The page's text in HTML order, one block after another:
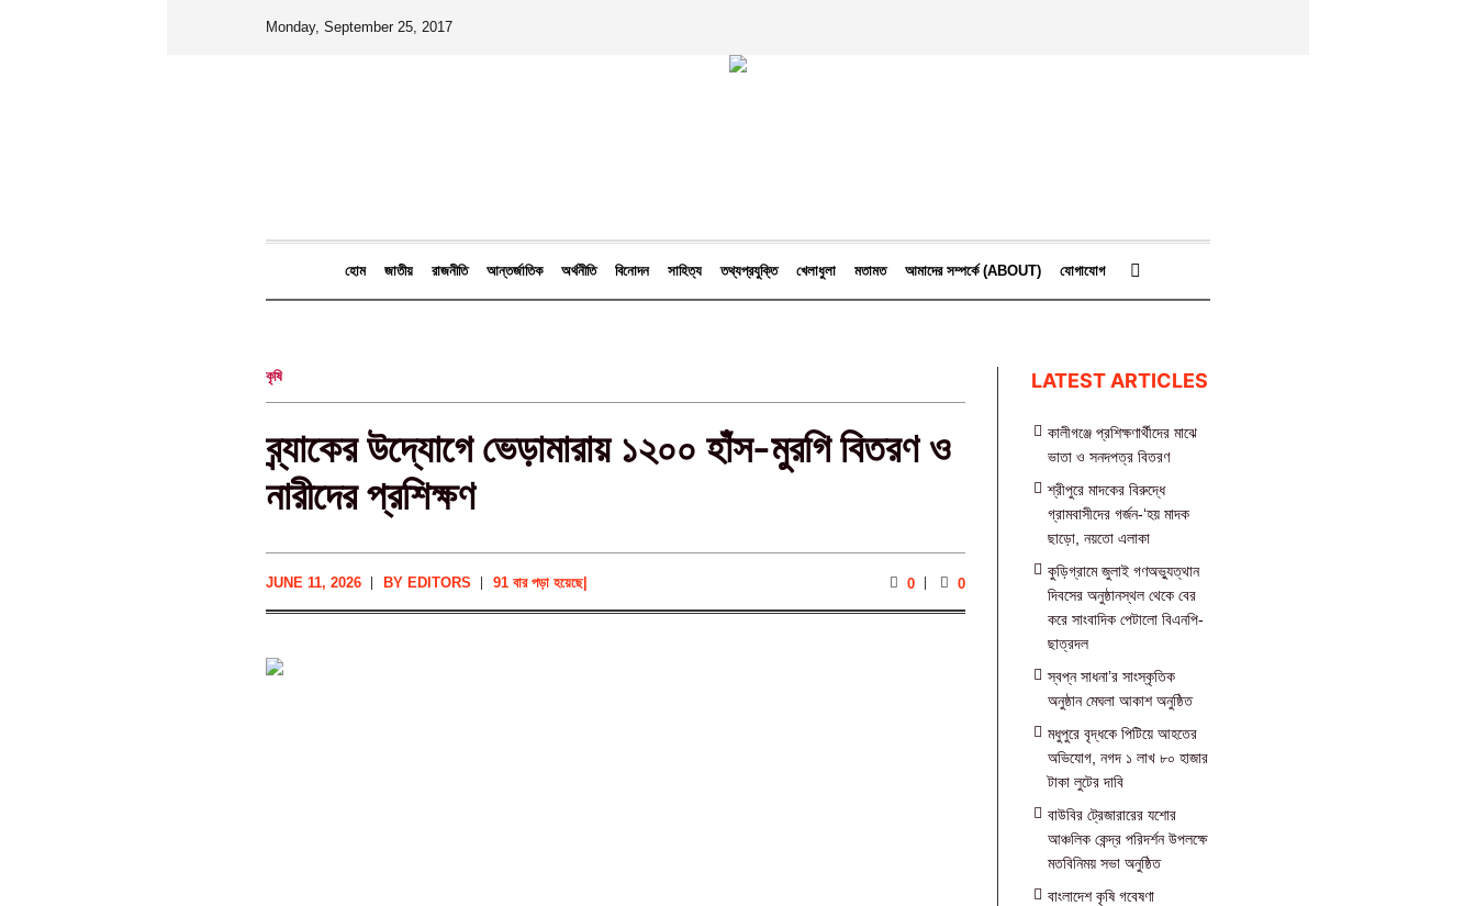
Monday, September 25, 2017
হোম জাতীয় রাজনীতি আন্তর্জাতিক অর্থনীতি বিনোদন সাহিত্য তথ্যপ্রযুক্তি খেলাধুলা মতামত আমাদের সম্পর্কে (ABOUT) যোগাযোগ
কৃষি
‎ব্র্যাকের উদ্যোগে ভেড়ামারায় ১২০০ হাঁস-মুরগি বিতরণ ও
নারীদের প্রশিক্ষণ
JUNE 11, 2026 BY EDITORS |
91 বার পড়া হয়েছে 0 0
LATEST ARTICLES
কালীগঞ্জে প্রশিক্ষণার্থীদের মাঝে
ভাতা ও সনদপত্র বিতরণ
শ্রীপুরে মাদকের বিরুদ্ধে
গ্রামবাসীদের গর্জন-‘হয় মাদক
ছাড়ো, নয়তো এলাকা
কুড়িগ্রামে জুলাই গণঅভ্যুত্থান
দিবসের অনুষ্ঠানস্থল থেকে বের
করে সাংবাদিক পেটালো বিএনপি-
ছাত্রদল
স্বপ্ন সাধনা’র সাংস্কৃতিক
অনুষ্ঠান মেঘলা আকাশ অনুষ্ঠিত
মধুপুরে বৃদ্ধকে পিটিয়ে আহতের
অভিযোগ, নগদ ১ লাখ ৮০ হাজার
টাকা লুটের দাবি
বাউবির ট্রেজারারের যশোর
আঞ্চলিক কেন্দ্র পরিদর্শন উপলক্ষে
মতবিনিময় সভা অনুষ্ঠিত
বাংলাদেশ কৃষি গবেষণা